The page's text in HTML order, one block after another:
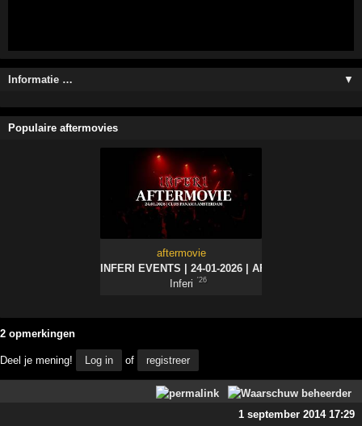
Informatie … ▼
Populaire aftermovies
aftermovie
INFERI EVENTS | 24-01-2026 | AFTERMOVIE
Inferi
'26
2 opmerkingen
Deel je mening! Log in of registreer
1 september 2014 17:29